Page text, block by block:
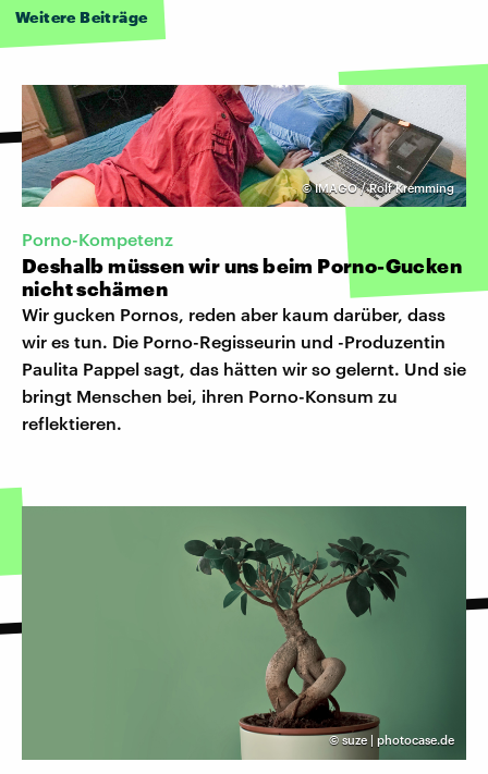
Weitere Beiträge
©IMAGO / Rolf Kremming
Porno-Kompetenz
Deshalb müssen wir uns beim Porno-Gucken
nicht schämen
Wir gucken Pornos, reden aber kaum darüber, dass
wir es tun. Die Porno-Regisseurin und -Produzentin
Paulita Pappel sagt, das hätten wir so gelernt. Und sie
bringt Menschen bei, ihren Porno-Konsum zu
reflektieren.
© suze | photocase.de